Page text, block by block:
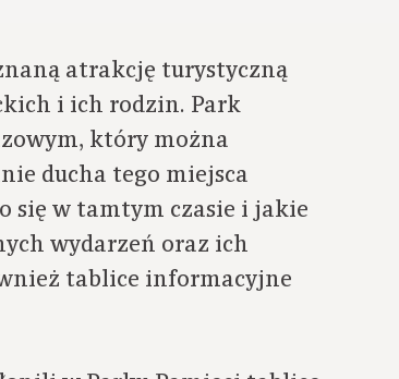
atrakcję turystyczną
i ich rodzin. Park
który można
ducha tego miejsca
się w tamtym czasie i jakie
wydarzeń oraz ich
tablice informacyjne